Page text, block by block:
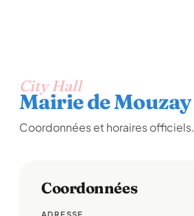
City Hall
Mairie de Mouzay
Coordonnées et horaires officiels.
Coordonnées